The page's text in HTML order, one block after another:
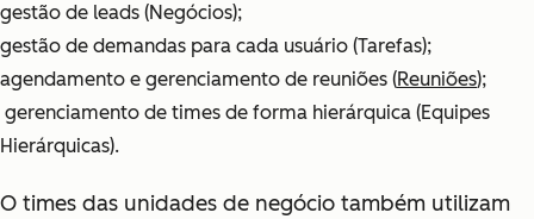
gestão de leads (Negócios);
gestão de demandas para cada usuário (Tarefas);
agendamento e gerenciamento de reuniões (Reuniões);
gerenciamento de times de forma hierárquica (Equipes
Hierárquicas).
O times das unidades de negócio também utilizam